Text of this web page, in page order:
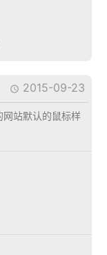
 2015-09-23
站默认的鼠标样